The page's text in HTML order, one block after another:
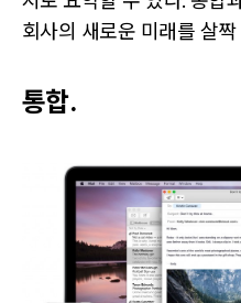
회사의 새로운 미래를 살짝
통합.